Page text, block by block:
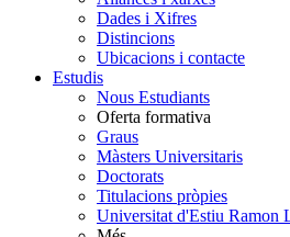
Dades i Xifres
Distincions
Ubicacions i contacte
Estudis
Nous Estudiants
Oferta formativa
Graus
Màsters Universitaris
Doctorats
Titulacions pròpies
Universitat d'Estiu Ramon